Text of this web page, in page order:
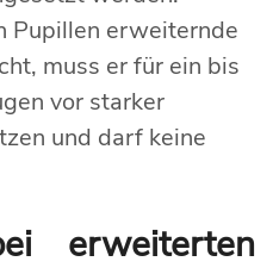
Pupillen erweiternde
muss er für ein bis
vor starker
und darf keine
erweiterten